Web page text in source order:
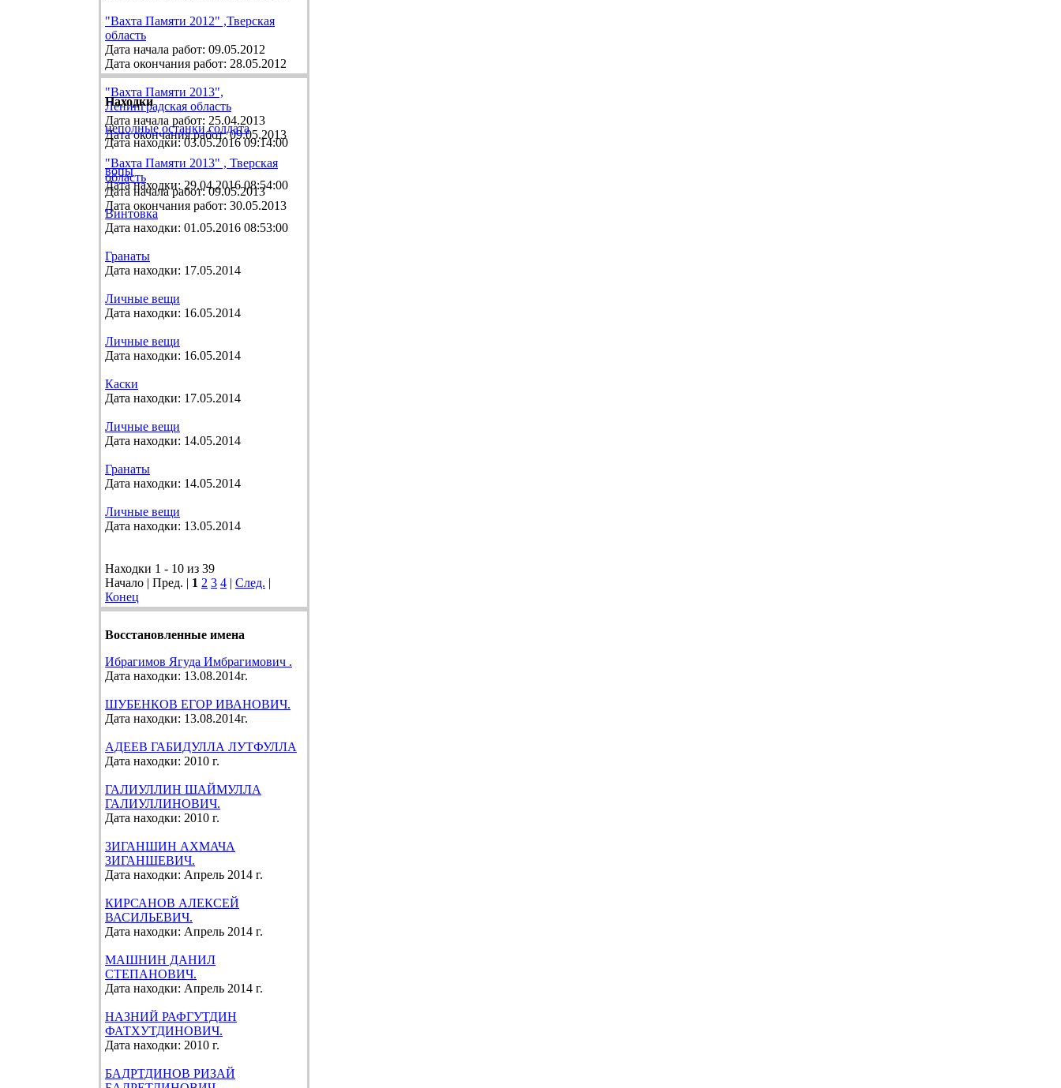
"Вахта Памяти 2012" ,Тверская
область
Дата начала работ: 09.05.2012
Дата окончания работ: 28.05.2012
"Вахта Памяти 2013",
Ленинградская область
Дата начала работ: 25.04.2013
Дата окончания работ: 09.05.2013
"Вахта Памяти 2013" , Тверская
область
Дата начала работ: 09.05.2013
Дата окончания работ: 30.05.2013
Находки
неполные останки солдата
Дата находки: 03.05.2016 09:14:00
вопы
Дата находки: 29.04.2016 08:54:00
Винтовка
Дата находки: 01.05.2016 08:53:00
Гранаты
Дата находки: 17.05.2014
Личные вещи
Дата находки: 16.05.2014
Личные вещи
Дата находки: 16.05.2014
Каски
Дата находки: 17.05.2014
Личные вещи
Дата находки: 14.05.2014
Гранаты
Дата находки: 14.05.2014
Личные вещи
Дата находки: 13.05.2014
Находки 1 - 10 из 39
Начало | Пред. | 1 2 3 4 | След. |
Конец
Восстановленные имена
Ибрагимов Ягуда Имбрагимович .
Дата находки: 13.08.2014г.
ШУБЕНКОВ ЕГОР ИВАНОВИЧ.
Дата находки: 13.08.2014г.
АДЕЕВ ГАБИДУЛЛА ЛУТФУЛЛА
Дата находки: 2010 г.
ГАЛИУЛЛИН ШАЙМУЛЛА
ГАЛИУЛЛИНОВИЧ.
Дата находки: 2010 г.
ЗИГАНШИН АХМАЧА
ЗИГАНШЕВИЧ.
Дата находки: Апрель 2014 г.
КИРСАНОВ АЛЕКСЕЙ
ВАСИЛЬЕВИЧ.
Дата находки: Апрель 2014 г.
МАШНИН ДАНИЛ
СТЕПАНОВИЧ.
Дата находки: Апрель 2014 г.
НАЗНИЙ РАФГУТДИН
ФАТХУТДИНОВИЧ.
Дата находки: 2010 г.
БАДРТДИНОВ РИЗАЙ